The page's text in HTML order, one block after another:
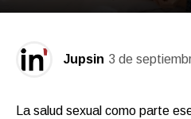
Jupsin 3 de
La salud sexual como parte